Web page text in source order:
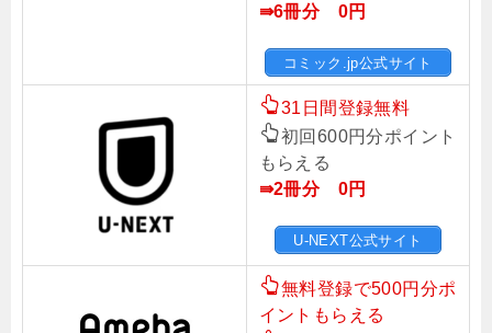
⇛6冊分 0円
コミック.jp公式サイト
31日間登録無料
初回600円分ポイント
もらえる
⇛2冊分 0円
U-NEXT公式サイト
無料登録で500円分ポ
イントもらえる